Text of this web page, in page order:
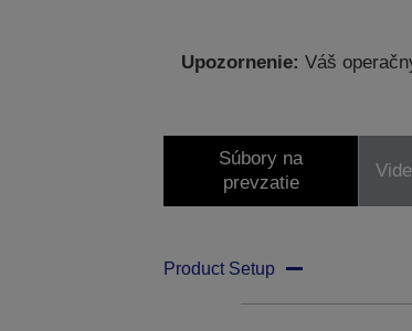
Upozornenie: Váš
Súbory na
prevzatie
Product Setup